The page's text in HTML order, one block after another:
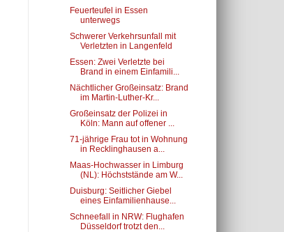
Feuerteufel in Essen
unterwegs
Schwerer Verkehrsunfall mit
Verletzten in Langenfeld
Essen: Zwei Verletzte bei
Brand in einem Einfamili...
Nächtlicher Großeinsatz: Brand
im Martin-Luther-Kr...
Großeinsatz der Polizei in
Köln: Mann auf offener ...
71-jährige Frau tot in Wohnung
in Recklinghausen a...
Maas-Hochwasser in Limburg
(NL): Höchststände am W...
Duisburg: Seitlicher Giebel
eines Einfamilienhause...
Schneefall in NRW: Flughafen
Düsseldorf trotzt den...